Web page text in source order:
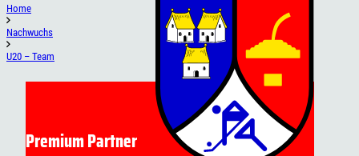
Home
Nachwuchs
U20 – Team
Premium Partner